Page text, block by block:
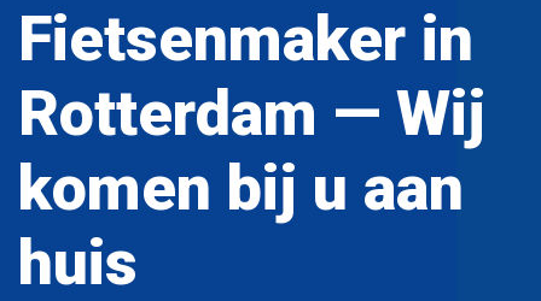
Fietsenmaker in
Rotterdam — Wij
komen bij u aan
huis